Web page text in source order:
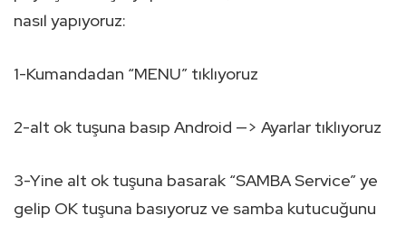
nasıl yapıyoruz:
1-Kumandadan “MENU” tıklıyoruz
2-alt ok tuşuna basıp Android —> Ayarlar tıklıyoruz
3-Yine alt ok tuşuna basarak “SAMBA Service” ye
gelip OK tuşuna basıyoruz ve samba kutucuğunu